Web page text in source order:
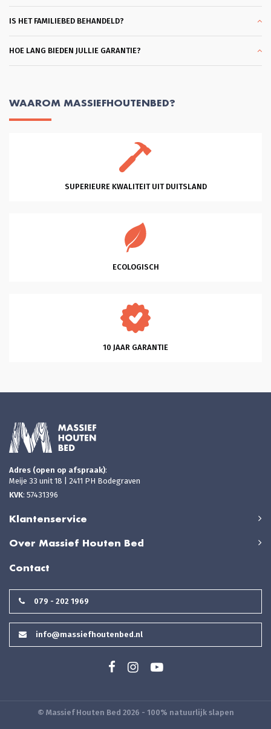
professionele hulp en vriendelijkheid
en klantgerichtheid, eentje die ik
met je mooie bedrijf!
IS HET FAMILIEBED BEHANDELD?
HOE LANG BIEDEN JULLIE GARANTIE?
WAAROM MASSIEFHOUTENBED?
SUPERIEURE KWALITEIT UIT DUITSLAND
ECOLOGISCH
10 JAAR GARANTIE
Adres (open op afspraak):
Meije 33 unit 18 | 2411 PH Bodegraven
KVK: 57431396
Klantenservice
Over Massief Houten Bed
Contact
079 - 202 1969
info@massiefhoutenbed.nl
© Massief Houten Bed 2026 - 100% natuurlijk slapen